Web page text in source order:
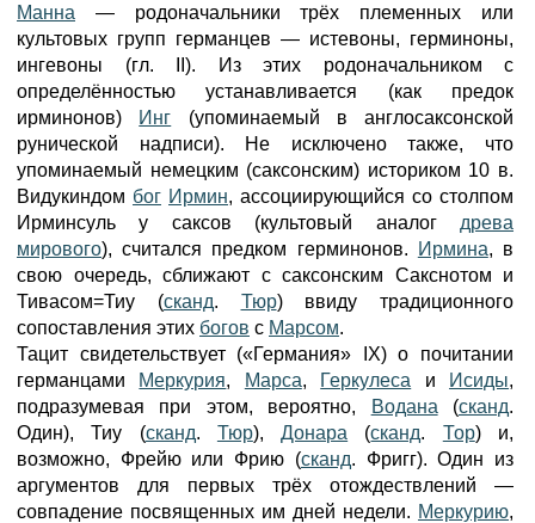
Манна — родоначальники трёх племенных или
культовых групп германцев — истевоны, герминоны,
ингевоны (гл. II). Из этих родоначальником с
определённостью устанавливается (как предок
ирминонов)
Инг (упоминаемый в англосаксонской
рунической надписи). Не исключено также, что
упоминаемый немецким (саксонским) историком 10 в.
Видукиндом бог Ирмин, ассоциирующийся со столпом
Ирминсуль у саксов (культовый аналог древа
мирового), считался предком герминонов. Ирмина, в
свою очередь, сближают с саксонским Сакснотом и
Тивасом=Тиу (сканд. Тюр) ввиду традиционного
сопоставления этих богов с Марсом.
Тацит свидетельствует («Германия» IX) о почитании
германцами Меркурия, Марса, Геркулеса и Исиды,
подразумевая при этом, вероятно,
Водана (сканд.
Один), Тиу (сканд. Тюр),Донара (сканд. Тор) и,
возможно, Фрейю или Фрию (сканд. Фригг). Один из
аргументов для первых трёх отождествлений —
совпадение посвященных им дней недели. Меркурию,